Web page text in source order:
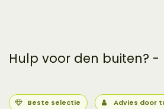
Hulp voor den buiten? -
Beste selectie Advies door